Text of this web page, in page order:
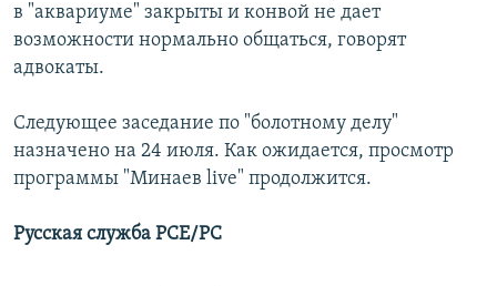
в "аквариуме" закрыты и конвой не дает
возможности нормально общаться, говорят
адвокаты.
Следующее заседание по "болотному делу"
назначено на 24 июля. Как ожидается, просмотр
программы "Минаев live" продолжится.
Русская служба РСЕ/РС